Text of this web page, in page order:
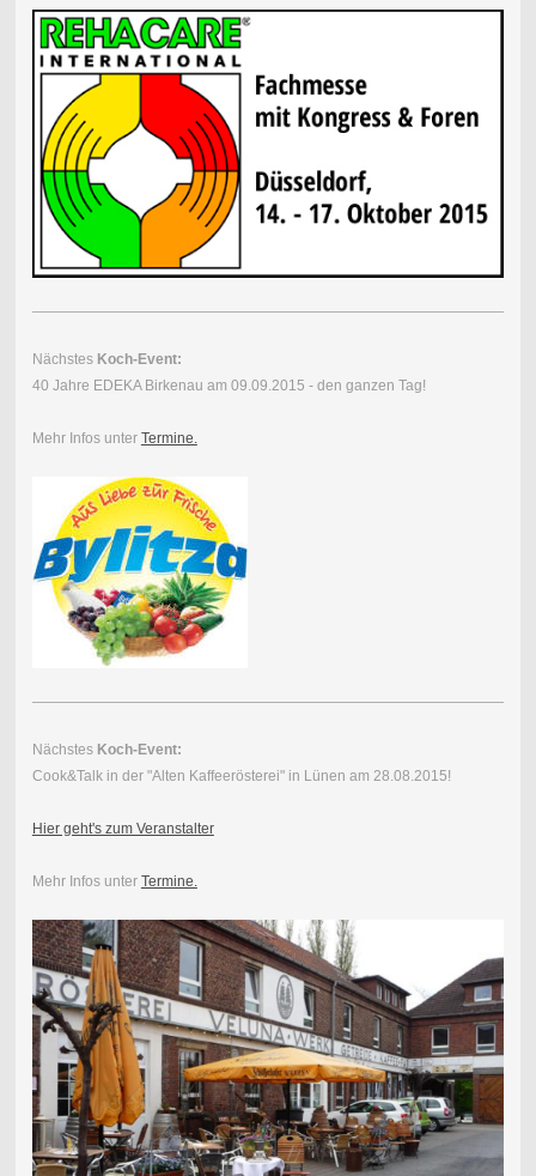
Nächstes Koch-Event:
40 Jahre EDEKA Birkenau am 09.09.2015 - den ganzen Tag!
Mehr Infos unter Termine.
Nächstes Koch-Event:
Cook&Talk in der "Alten Kaffeerösterei" in Lünen am 28.08.2015!
Hier geht's zum Veranstalter
Mehr Infos unter Termine.